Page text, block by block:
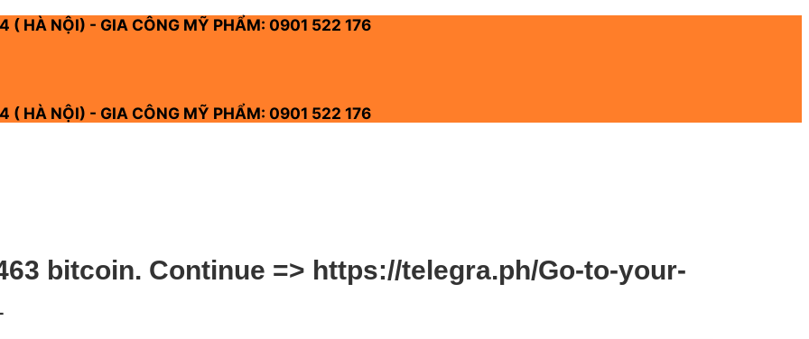
HÀ NỘI) - GIA CÔNG MỸ PHẨM: 0901 522 176
HÀ NỘI) - GIA CÔNG MỸ PHẨM: 0901 522 176
bitcoin. Continue => https://telegra.ph/Go-to-your-